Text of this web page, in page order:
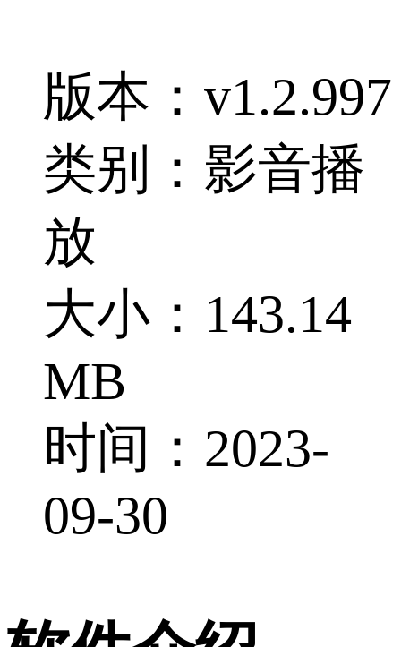
版本：v1.2.997
类别：影音播
放
大小：143.14
MB
时间：2023-
09-30